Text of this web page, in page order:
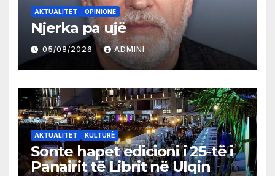
AKTUALITET OPINIONE
Njerka pa ujë
05/08/2026 ADMINI
AKTUALITET KULTURË
Sonte hapet edicioni i 25-të i
Panairit të Librit në Ulqin